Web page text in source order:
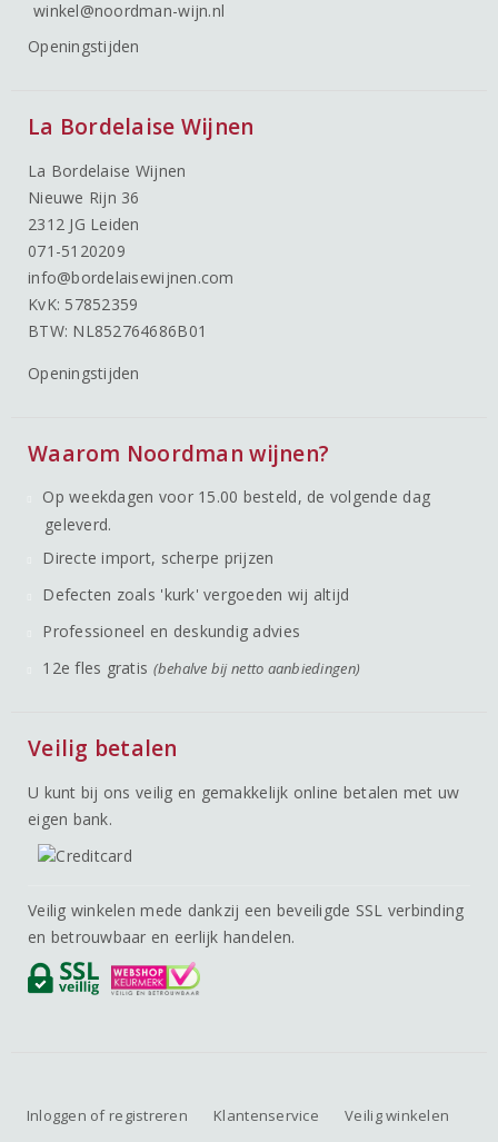
winkel@noordman-wijn.nl
Openingstijden
La Bordelaise Wijnen
La Bordelaise Wijnen
Nieuwe Rijn 36
2312 JG Leiden
071-5120209
info@bordelaisewijnen.com
KvK: 57852359
BTW: NL852764686B01
Openingstijden
Waarom Noordman wijnen?
Op weekdagen voor 15.00 besteld, de volgende dag
geleverd.
Directe import, scherpe prijzen
Defecten zoals 'kurk' vergoeden wij altijd
Professioneel en deskundig advies
12e fles gratis (behalve bij netto aanbiedingen)
Veilig betalen
U kunt bij ons veilig en gemakkelijk online betalen met uw
eigen bank.
Veilig winkelen mede dankzij een beveiligde SSL verbinding
en betrouwbaar en eerlijk handelen.
Inloggen of registreren Klantenservice
Veilig winkelen